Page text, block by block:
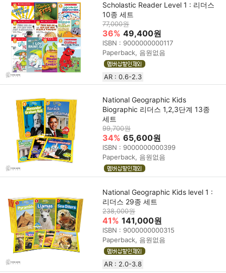
Scholastic Reader Level 1 : 리더스
10종 세트
77,000원
36% 49,400원
ISBN : 9000000000117
Paperback, 음원없음
AR : 0.6-2.3
National Geographic Kids
Biographic 리더스 1,2,3단계 13종
세트
99,700원
34% 65,600원
ISBN : 9000000000399
Paperback, 음원없음
National Geographic Kids level 1 :
리더스 29종 세트
238,000원
41% 141,000원
ISBN : 9000000000315
Paperback, 음원없음
AR : 2.0-3.8